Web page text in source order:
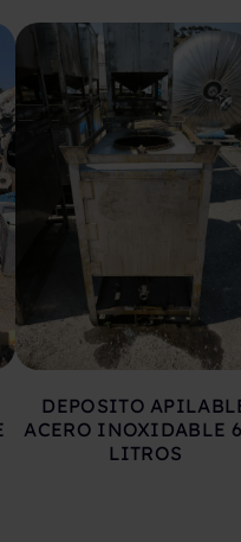
DEPOSITO
ACERO INOXIDABLE
LITROS